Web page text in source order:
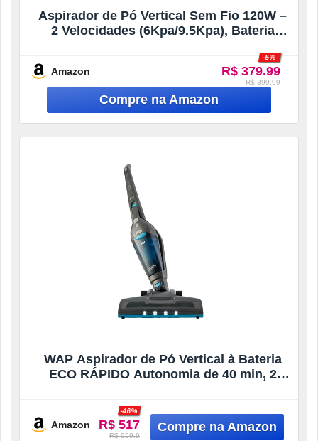
Aspirador de Pó Vertical Sem Fio 120W –
2 Velocidades (6Kpa/9.5Kpa), Bateria
Copo 0.75L, Escova LED para Pelos de
Animais, Leve e Portátil
Amazon R$ 379.99
-5%
R$ 399.99
WAP Aspirador de Pó Vertical à Bateria
ECO RÁPIDO Autonomia de 40 min, 2
Amazon R$ 517
-46%
R$ 959.9